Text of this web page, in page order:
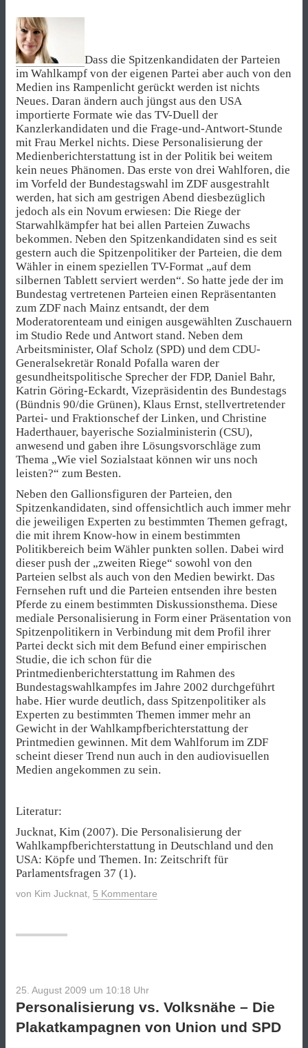
Dass die Spitzenkandidaten der Parteien
im Wahlkampf von der eigenen Partei aber auch von den
Medien ins Rampenlicht gerückt werden ist nichts
Neues. Daran ändern auch jüngst aus den USA
importierte Formate wie das TV-Duell der
Kanzlerkandidaten und die Frage-und-Antwort-Stunde
mit Frau Merkel nichts. Diese Personalisierung der
Medienberichterstattung ist in der Politik bei weitem
kein neues Phänomen. Das erste von drei Wahlforen, die
im Vorfeld der Bundestagswahl im ZDF ausgestrahlt
werden, hat sich am gestrigen Abend diesbezüglich
jedoch als ein Novum erwiesen: Die Riege der
Starwahlkämpfer hat bei allen Parteien Zuwachs
bekommen. Neben den Spitzenkandidaten sind es seit
gestern auch die Spitzenpolitiker der Parteien, die dem
Wähler in einem speziellen TV-Format „auf dem
silbernen Tablett serviert werden“. So hatte jede der im
Bundestag vertretenen Parteien einen Repräsentanten
zum ZDF nach Mainz entsandt, der dem
Moderatorenteam und einigen ausgewählten Zuschauern
im Studio Rede und Antwort stand. Neben dem
Arbeitsminister, Olaf Scholz (SPD) und dem CDU-
Generalsekretär Ronald Pofalla waren der
gesundheitspolitische Sprecher der FDP, Daniel Bahr,
Katrin Göring-Eckardt, Vizepräsidentin des Bundestags
(Bündnis 90/die Grünen), Klaus Ernst, stellvertretender
Partei- und Fraktionschef der Linken, und Christine
Haderthauer, bayerische Sozialministerin (CSU),
anwesend und gaben ihre Lösungsvorschläge zum
Thema „Wie viel Sozialstaat können wir uns noch
leisten?“ zum Besten.
Neben den Gallionsfiguren der Parteien, den
Spitzenkandidaten, sind offensichtlich auch immer mehr
die jeweiligen Experten zu bestimmten Themen gefragt,
die mit ihrem Know-how in einem bestimmten
Politikbereich beim Wähler punkten sollen. Dabei wird
dieser push der „zweiten Riege“ sowohl von den
Parteien selbst als auch von den Medien bewirkt. Das
Fernsehen ruft und die Parteien entsenden ihre besten
Pferde zu einem bestimmten Diskussionsthema. Diese
mediale Personalisierung in Form einer Präsentation von
Spitzenpolitikern in Verbindung mit dem Profil ihrer
Partei deckt sich mit dem Befund einer empirischen
Studie, die ich schon für die
Printmedienberichterstattung im Rahmen des
Bundestagswahlkampfes im Jahre 2002 durchgeführt
habe. Hier wurde deutlich, dass Spitzenpolitiker als
Experten zu bestimmten Themen immer mehr an
Gewicht in der Wahlkampfberichterstattung der
Printmedien gewinnen. Mit dem Wahlforum im ZDF
scheint dieser Trend nun auch in den audiovisuellen
Medien angekommen zu sein.
Literatur:
Jucknat, Kim (2007). Die Personalisierung der
Wahlkampfberichterstattung in Deutschland und den
USA: Köpfe und Themen. In: Zeitschrift für
Parlamentsfragen 37 (1).
von Kim Jucknat 5 Kommentare
25. August 2009 um 10:18 Uhr
Personalisierung vs. Volksnähe – Die
Plakatkampagnen von Union und SPD